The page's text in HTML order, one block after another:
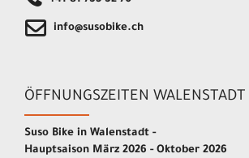
info@susobike.ch
ÖFFNUNGSZEITEN WALENSTADT
Suso Bike in Walenstadt -
Hauptsaison März 2026 - Oktober 2026